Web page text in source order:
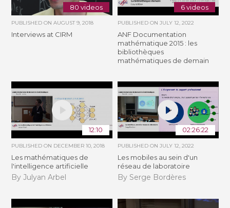
80 videos
PUBLISHED ONAUGUST 9, 2018
Interviews at CIRM
6 videos
PUBLISHED ON JULY 12, 2022
ANF Documentation
mathématique 2015 : les
bibliothèques
mathématiques de demain
12:10
PUBLISHED ON DECEMBER 10, 2018
Les mathématiques de
l'intelligence artificielle
By Julyan Arbel
02:26:22
PUBLISHED ON JULY 12, 2022
Les mobiles au sein d'un
réseau de laboratoire
By Serge Bordères